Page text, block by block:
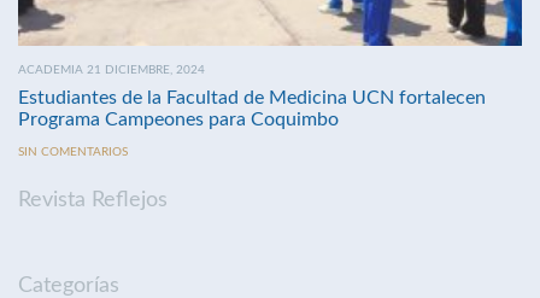
ACADEMIA 21 DICIEMBRE, 2024
Estudiantes de la Facultad de Medicina UCN fortalecen
Programa Campeones para Coquimbo
SIN COMENTARIOS
Revista Reflejos
Categorías